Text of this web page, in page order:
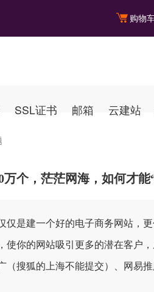
购物
SSL证书 邮箱 云建站
个，茫茫网海，如何才能
是建一个好的电子商务网站，
你的网站吸引更多的潜在客户
搜狐的上海不能提交）、网易